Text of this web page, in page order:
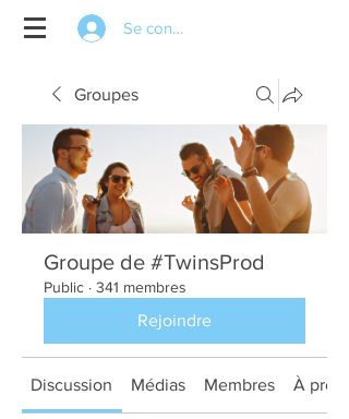
Se connecter
Groupes
Groupe de #TwinsProd
Public · 341 membres
Rejoindre
Discussion Médias Membres À